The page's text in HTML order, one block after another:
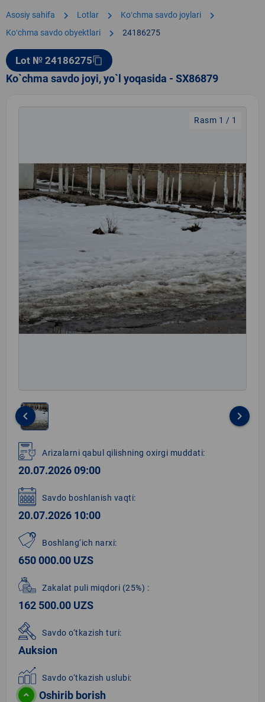
Asosiy sahifa chevron_right Lotlar chevron_right Koʻchma savdo joylari chevron_right
Koʻchma savdo obyektlari chevron_right 24186275
Lot № 24186275content_copy
Ko`chma savdo joyi, yo`l yoqasida - SX86879
Rasm 1 / 1
1
of
1
keyboard_arrow_left keyboard_arrow_right
Arizalarni qabul qilishning oxirgi muddati:
20.07.2026 09:00
Savdo boshlanish vaqti:
20.07.2026 10:00
Boshlang‘ich narxi:
650 000.00 UZS
Zakalat puli miqdori (25%) :
162 500.00 UZS
Savdo o‘tkazish turi:
Auksion
Savdo o‘tkazish uslubi:
Oshirib borish